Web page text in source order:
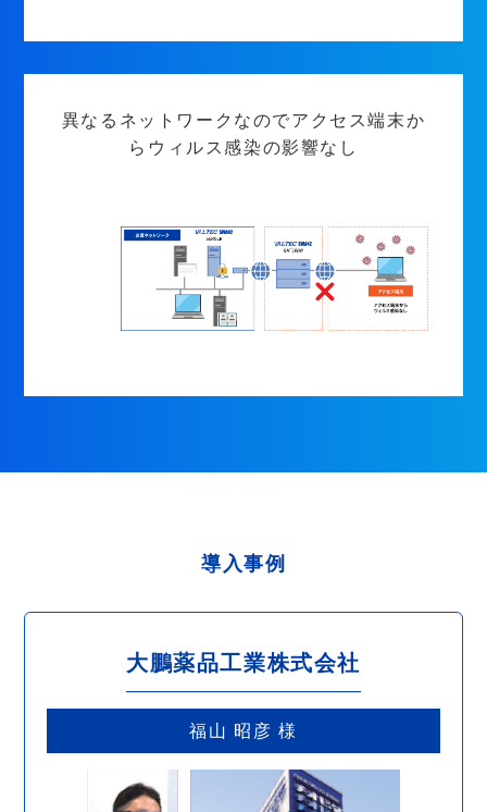
異なるネットワークなのでアクセス端末か
らウィルス感染の影響なし
導入事例
大鵬薬品工業株式会社
福山 昭彦 様